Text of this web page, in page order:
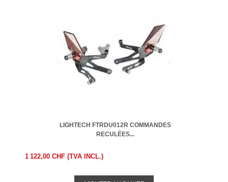
LIGHTECH FTRDU012R COMMANDES
RECULÉES...
1 122,00 CHF (TVA INCL.)